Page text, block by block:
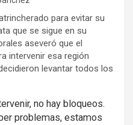
para evitar su
que se sigue en su
aseveró que el
intervenir esa región
levantar todos los
no hay bloqueos.
problemas, estamos